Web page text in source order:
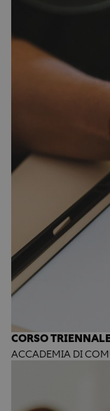
CORSO
ACCADEMIA DI